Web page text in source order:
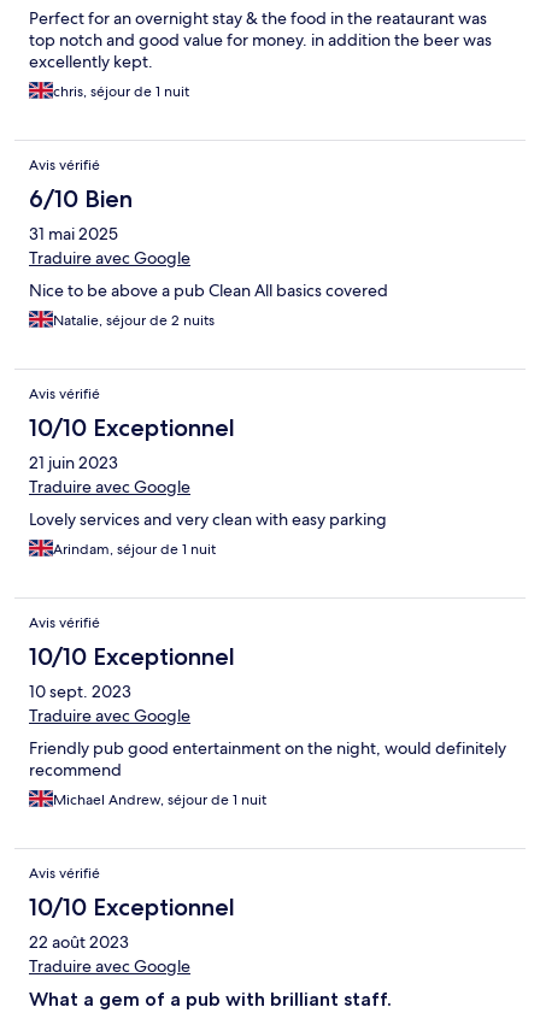
Perfect for an overnight stay & the food in the reataurant was
top notch and good value for money. in addition the beer was
excellently kept.
chris, séjour de 1 nuit
Avis vérifié
6/10 Bien
31 mai 2025
Traduire avec Google
Nice to be above a pub Clean All basics covered
Natalie, séjour de 2 nuits
Avis vérifié
10/10 Exceptionnel
21 juin 2023
Traduire avec Google
Lovely services and very clean with easy parking
Arindam, séjour de 1 nuit
Avis vérifié
10/10 Exceptionnel
10 sept. 2023
Traduire avec Google
Friendly pub good entertainment on the night, would definitely
recommend
Michael Andrew, séjour de 1 nuit
Avis vérifié
10/10 Exceptionnel
22 août 2023
Traduire avec Google
What a gem of a pub with brilliant staff.